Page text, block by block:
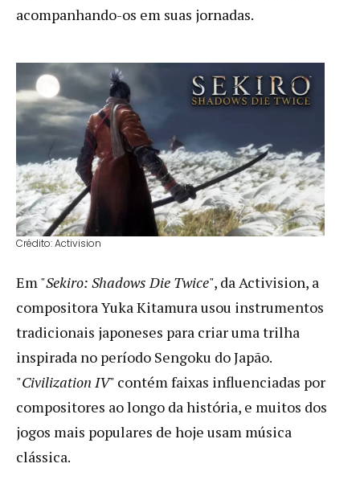
acompanhando-os em suas jornadas.
Crédito: Activision
Em "Sekiro: Shadows Die Twice", da Activision, a
compositora Yuka Kitamura usou instrumentos
tradicionais japoneses para criar uma trilha
inspirada no período Sengoku do Japão.
"Civilization IV" contém faixas influenciadas por
compositores ao longo da história, e muitos dos
jogos mais populares de hoje usam música
clássica.